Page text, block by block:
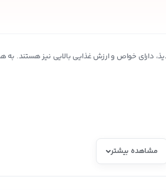
دارای خواص و ارزش غذایی بالایی نیز هستند. به
مشاهده بیشتر